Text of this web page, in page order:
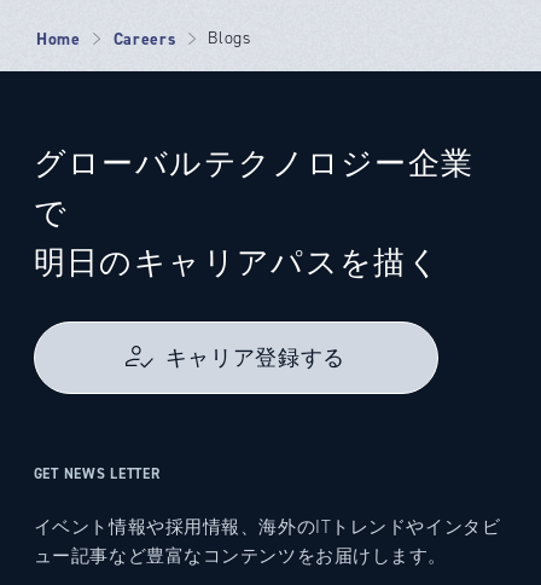
Home Careers Blogs
グローバルテクノロジー企業
で
明日のキャリアパスを描く
キャリア登録する
GET NEWS LETTER
イベント情報や採用情報、海外のITトレンドやインタビ
ュー記事など豊富なコンテンツをお届けします。